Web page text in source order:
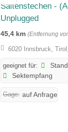
Saitenstechen -
Unplugged
45,4 km (Entfernung
6020 Innsbruck,
geeignet für:
Sektempfang
Gage: auf Anfrage